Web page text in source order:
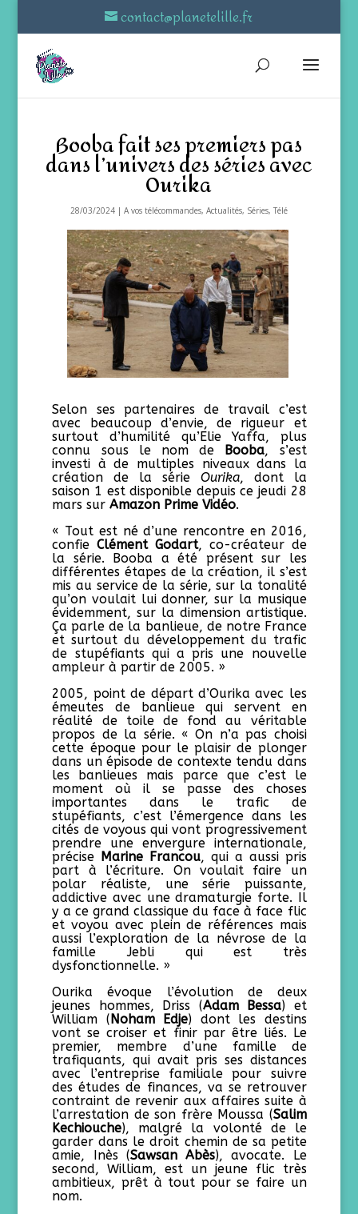
contact@planetelille.fr
Booba fait ses premiers pas
dans l’univers des séries avec
Ourika
28/03/2024| A vos télécommandes, Actualités, Séries, Télé
Selon ses partenaires de travail c’est
avec beaucoup d’envie, de rigueur et
surtout d’humilité qu’Elie Yaffa, plus
connu sous le nom de Booba, s’est
investi à de multiples niveaux dans la
création de la série Ourika, dont la
saison 1 est disponible depuis ce jeudi 28
mars surAmazon Prime Vidéo.
« Tout est né d’une rencontre en 2016,
confieClément Godart, co-créateur de
la série. Booba a été présent sur les
différentes étapes de la création, il s’est
mis au service de la série, sur la tonalité
qu’on voulait lui donner, sur la musique
évidemment, sur la dimension artistique.
Ça parle de la banlieue, de notre France
et surtout du développement du trafic
de stupéfiants qui a pris une nouvelle
ampleur à partir de 2005. »
2005, point de départ d’Ourika avec les
émeutes de banlieue qui servent en
réalité de toile de fond au véritable
propos de la série. « On n’a pas choisi
cette époque pour le plaisir de plonger
dans un épisode de contexte tendu dans
les banlieues mais parce que c’est le
moment où il se passe des choses
importantes dans le trafic de
stupéfiants, c’est l’émergence dans les
cités de voyous qui vont progressivement
prendre une envergure internationale,
précise Marine Francou, qui a aussi pris
part à l’écriture. On voulait faire un
polar réaliste, une série puissante,
addictive avec une dramaturgie forte. Il
y a ce grand classique du face à face flic
et voyou avec plein de références mais
aussi l’exploration de la névrose de la
famille Jebli qui est très
dysfonctionnelle. »
Ourika évoque l’évolution de deux
jeunes hommes, Driss (Adam Bessa) et
William (Noham Edje) dont les destins
vont se croiser et finir par être liés. Le
premier, membre d’une famille de
trafiquants, qui avait pris ses distances
avec l’entreprise familiale pour suivre
des études de finances, va se retrouver
contraint de revenir aux affaires suite à
l’arrestation de son frère Moussa (Salim
Kechiouche), malgré la volonté de le
garder dans le droit chemin de sa petite
amie, Inès (Sawsan Abès), avocate. Le
second, William, est un jeune flic très
ambitieux, prêt à tout pour se faire un
nom.